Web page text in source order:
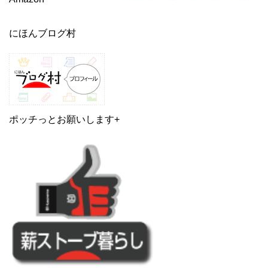
にほんブログ村
ポッチっとお願いします+